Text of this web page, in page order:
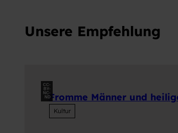
Unsere Empfehlung
CC-
BY-
NC-
NDFromme Männer und
Kultur